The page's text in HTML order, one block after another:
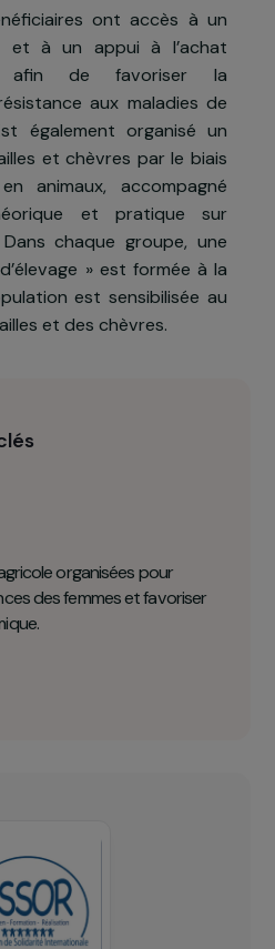
comprend des
sur
comparer les
des nouvelles cultures
des visites de terrain
et sur d’autres
bénéficiaires ont accès à
et à un appui à
afin de favoriser
en animaux,
d’élevage » est formée à
est sensibilisée
et des chèvres.
agricole organisées pour
des femmes et favoriser